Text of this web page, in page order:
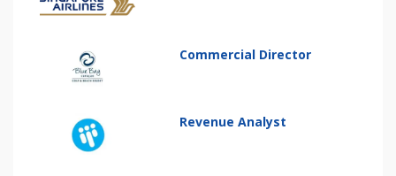
Commercial Director
Revenue Analyst